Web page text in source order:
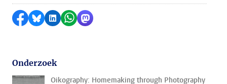
Delen op Facebook
Delen via Bluesky
Delen op LinkedIn
Delen via WhatsApp
Delen via Mastodon
Onderzoek
Oikography: Homemaking through Photography